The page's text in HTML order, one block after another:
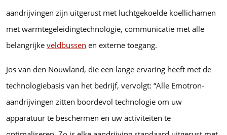
aandrijvingen zijn uitgerust met luchtgekoelde koellichamen
met warmtegeleidingtechnologie, communicatie met alle
belangrijke veldbussen en externe toegang.
Jos van den Nouwland, die een lange ervaring heeft met de
technologiebasis van het bedrijf, vervolgt: “Alle Emotron-
aandrijvingen zitten boordevol technologie om uw
apparatuur te beschermen en uw activiteiten te